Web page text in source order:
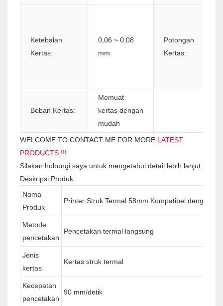
Ketebalan
Kertas:
0,06 ~ 0,08
mm
Potongan
Kertas:
Beban Kertas:
Memuat
kertas dengan
mudah
WELCOME TO CONTACT ME FOR MORE LATEST
PRODUCTS !!!
Silakan hubungi saya untuk mengetahui detail lebih lanjut.
Deskripsi Produk
Nama
Produk
Printer Struk Termal 58mm Kompatibel dengan
Metode
pencetakan
Pencetakan termal langsung
Jenis
kertas
Kertas struk termal
Kecepatan
pencetakan
90 mm/detik